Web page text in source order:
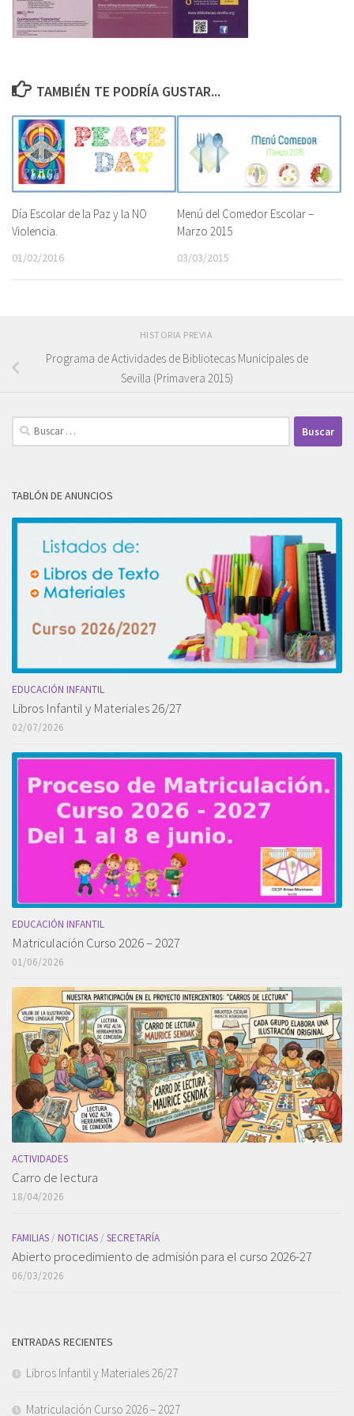
TAMBIÉN TE PODRÍA GUSTAR...
Día Escolar de la Paz y la NO
Violencia.
01/02/2016
Menú del Comedor Escolar –
Marzo 2015
03/03/2015
HISTORIA PREVIA
Programa de Actividades de Bibliotecas Municipales de
Sevilla (Primavera 2015)
Buscar:
TABLÓN DE ANUNCIOS
EDUCACIÓN INFANTIL
Libros Infantil y Materiales 26/27
02/07/2026
EDUCACIÓN INFANTIL
Matriculación Curso 2026 – 2027
01/06/2026
ACTIVIDADES
Carro de lectura
18/04/2026
FAMILIAS / NOTICIAS / SECRETARÍA
Abierto procedimiento de admisión para el curso 2026-27
06/03/2026
ENTRADAS RECIENTES
Libros Infantil y Materiales 26/27
Matriculación Curso 2026 – 2027